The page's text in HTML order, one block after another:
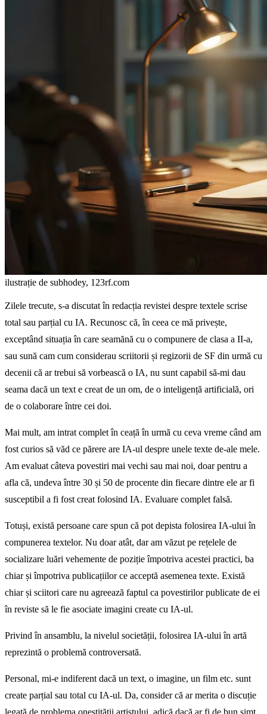
ilustrație de subhodey, 123rf.com
Zilele trecute, s-a discutat în redacția revistei despre textele scrise
total sau parțial cu IA. Recunosc că, în ceea ce mă privește,
exceptând situația în care seamănă cu o compunere de clasa a II-a,
sau sună cam cum considerau scriitorii și regizorii de SF din urmă cu
decenii că ar trebui să vorbească o IA, nu sunt capabil să-mi dau
seama dacă un text e creat de un om, de o inteligență artificială, ori
de o colaborare între cei doi.
Mai mult, am intrat complet în ceață în urmă cu ceva vreme când am
fost curios să văd ce părere are IA-ul despre unele texte de-ale mele.
Am evaluat câteva povestiri mai vechi sau mai noi, doar pentru a
afla că, undeva între 30 și 50 de procente din fiecare dintre ele ar fi
susceptibil a fi fost creat folosind IA. Evaluare complet falsă.
Totuși, există persoane care spun că pot depista folosirea IA-ului în
compunerea textelor. Nu doar atât, dar am văzut pe rețelele de
socializare luări vehemente de poziție împotriva acestei practici, ba
chiar și împotriva publicațiilor ce acceptă asemenea texte. Există
chiar și sciitori care nu agreează faptul ca povestirilor publicate de ei
în reviste să le fie asociate imagini create cu IA-ul.
Privind în ansamblu, la nivelul societății, folosirea IA-ului în artă
reprezintă o problemă controversată.
Personal, mi-e indiferent dacă un text, o imagine, un film etc. sunt
create parțial sau total cu IA-ul. Da, consider că ar merita o discuție
legată de problema onestității artistului, adică dacă ar fi de bun simț